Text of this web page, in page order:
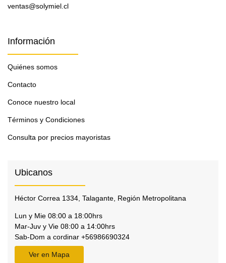
ventas@solymiel.cl
Información
Quiénes somos
Contacto
Conoce nuestro local
Términos y Condiciones
Consulta por precios mayoristas
Ubicanos
Héctor Correa 1334, Talagante, Región Metropolitana
Lun y Mie 08:00 a 18:00hrs
Mar-Juv y Vie 08:00 a 14:00hrs
Sab-Dom a cordinar +56986690324
Ver en Mapa